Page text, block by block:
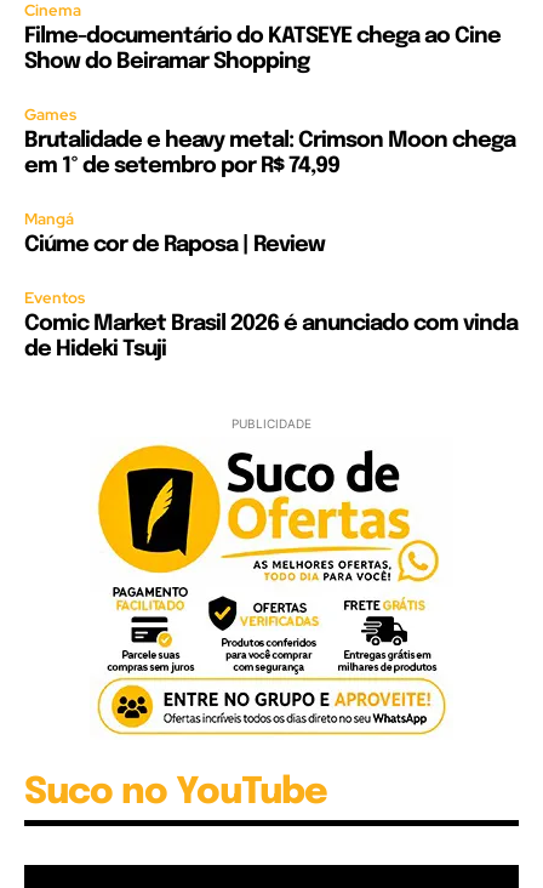
Cinema
Filme-documentário do KATSEYE chega ao Cine
Show do Beiramar Shopping
Games
Brutalidade e heavy metal: Crimson Moon chega
em 1º de setembro por R$ 74,99
Mangá
Ciúme cor de Raposa | Review
Eventos
Comic Market Brasil 2026 é anunciado com vinda
de Hideki Tsuji
PUBLICIDADE
Suco no YouTube